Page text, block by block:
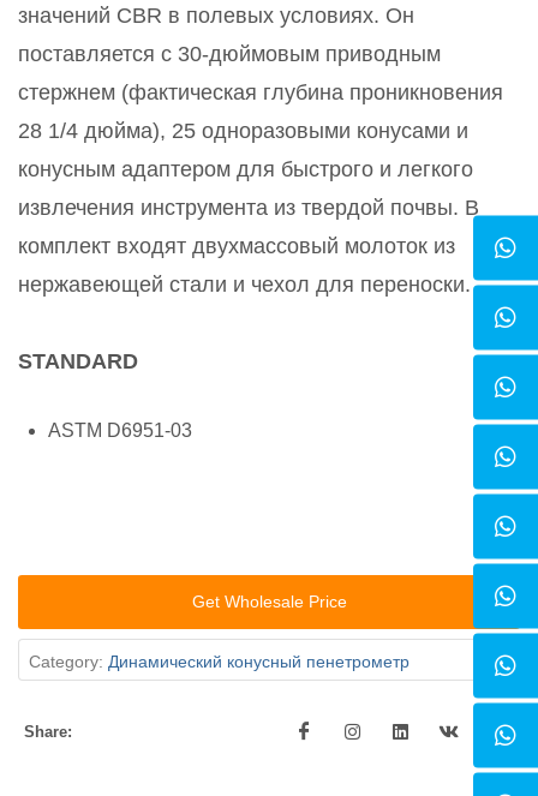
значений CBR в полевых условиях. Он
поставляется с 30-дюймовым приводным
стержнем (фактическая глубина проникновения
28 1/4 дюйма), 25 одноразовыми конусами и
конусным адаптером для быстрого и легкого
извлечения инструмента из твердой почвы. В
комплект входят двухмассовый молоток из
нержавеющей стали и чехол для переноски.
STANDARD
ASTM D6951-03
Get Wholesale Price
Category: Динамический конусный пенетрометр
Share: